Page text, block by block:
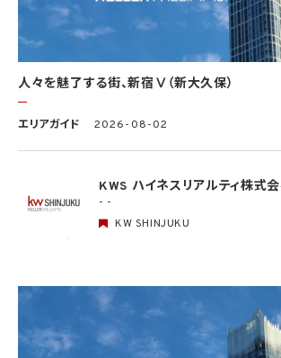
て、本人の同意を得ることが困難であるとき
(4) 国の機関もしくは地方公共団体又はその委託を受けた者が
行することに対して協力する必要がある場合であって、本人の同
事務の遂行に支障を及ぼすおそれがあるとき
個人データを学術研究目的で取り扱う必要があるとき（当該個人
ある場合を除きます。）。
4.2 当社は、違法又は不当な行為を助長し、又は誘発するおそ
5. 個人情報の適正な取得
5.1 当社は、適正に個人情報を取得し、偽りその他不正の手段によ
(1) 第4.1項第1号から第4号までのいずれかに該当する場合
(2) 学術研究機関等から要配慮個人情報を取得する場合であっ
を学術研究目的で取得する必要があるとき（当該要配慮個人情
部が学術研究目的である場合を含み、個人の権利利益を不当に
場合を除きます。）（当該個人情報取扱事業者と当該学術研究機
人々を魅了する街、新宿Ⅴ（新大久保）
エリアガイド 2026-08-02
KWS ハイネスリアルティ株式
- -
KW SHINJUKU